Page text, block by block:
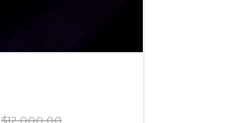
$12.000,00